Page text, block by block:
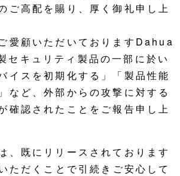
ご高配を賜り、厚く御礼申し上
愛顧いただいておりますDahua
キュリティ製品の一部に於い
イスを初期化する」「製品性能
など、外部からの攻撃に対する
確認されたことをご報告申し上
、既にリリースされております
ただくことで引続きご安心して